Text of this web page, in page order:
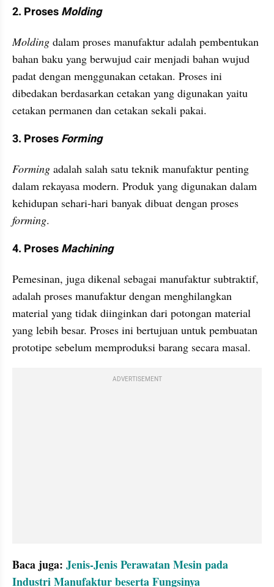
2. Proses Molding
Molding dalam proses manufaktur adalah pembentukan
bahan baku yang berwujud cair menjadi bahan wujud
padat dengan menggunakan cetakan. Proses ini
dibedakan berdasarkan cetakan yang digunakan yaitu
cetakan permanen dan cetakan sekali pakai.
3. Proses Forming
Forming adalah salah satu teknik manufaktur penting
dalam rekayasa modern. Produk yang digunakan dalam
forming.
4. Proses Machining
Pemesinan, juga dikenal sebagai manufaktur subtraktif,
adalah proses manufaktur dengan menghilangkan
material yang tidak diinginkan dari potongan material
yang lebih besar. Proses ini bertujuan untuk pembuatan
prototipe sebelum memproduksi barang secara masal.
ADVERTISEMENT
Baca juga: Jenis-Jenis Perawatan Mesin pada
Industri Manufaktur beserta Fungsinya